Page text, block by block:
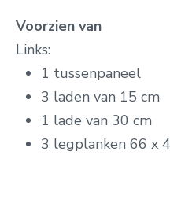
Voorzien van
Links:
1 tussenpaneel
3 laden van 15 cm
1 lade van 30 cm
3 legplanken 66 x